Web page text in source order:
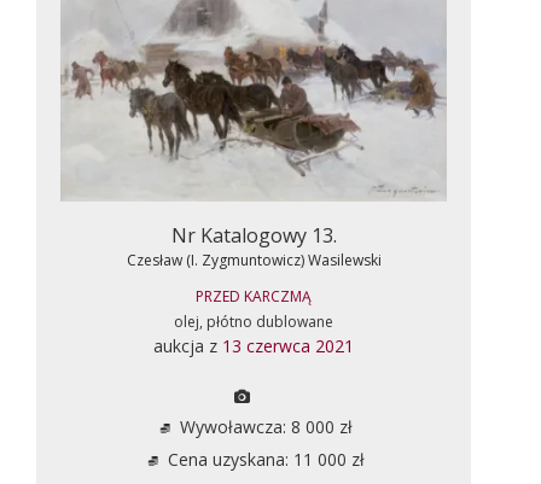
Nr Katalogowy 13.
Czesław (I. Zygmuntowicz) Wasilewski
PRZED KARCZMĄ
olej, płótno dublowane
aukcja z 13 czerwca 2021
Wywoławcza: 8 000 zł
Cena uzyskana: 11 000 zł